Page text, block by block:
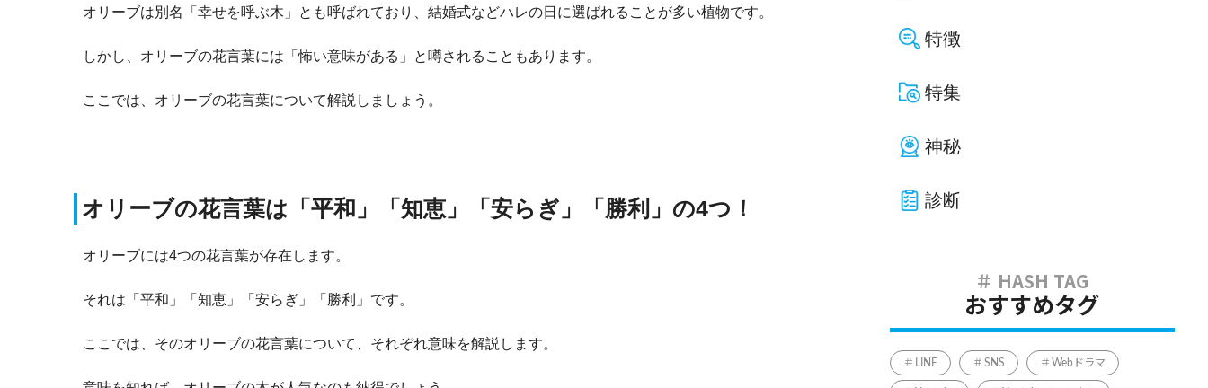
オリーブは別名「幸せを呼ぶ木」とも呼ばれており、結婚式などハレの日に選ばれることが多い植物です。
しかし、オリーブの花言葉には「怖い意味がある」と噂されることもあります。
ここでは、オリーブの花言葉について解説しましょう。
オリーブの花言葉は「平和」「知恵」「安らぎ」「勝利」の4つ！
オリーブには4つの花言葉が存在します。
それは「平和」「知恵」「安らぎ」「勝利」です。
ここでは、そのオリーブの花言葉について、それぞれ意味を解説します。
特徴
特集
神秘
診断
おすすめタグ
LINE SNS Webドラマ